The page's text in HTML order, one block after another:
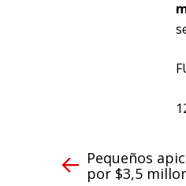
Pequeños
por $3,5